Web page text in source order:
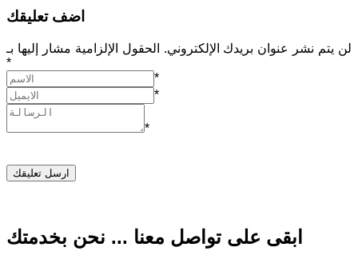
اضف تعليقك
لن يتم نشر عنوان بريدك الإلكتروني. الحقول الإلزامية مشار إليها بـ
*
*
*
*
ابقى على تواصل معنا ... نحن بخدمتك